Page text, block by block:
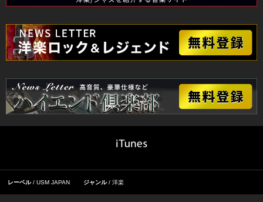
レーベル USM JAPAN ジャンル 洋楽